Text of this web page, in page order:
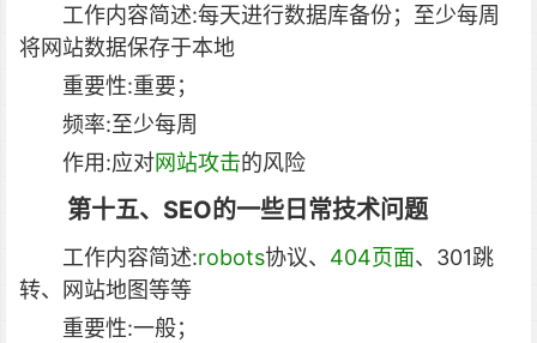
工作内容简述:每天进行数据库备份；至少每周
将网站数据保存于本地
重要性:重要；
频率:至少每周
作用:应对网站攻击的风险
第十五、SEO的一些日常技术问题
工作内容简述:robots协议、 404页面、301跳
转、网站地图等等
重要性:一般；